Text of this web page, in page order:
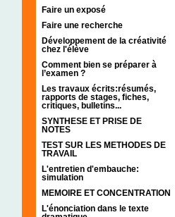
Faire un exposé
Faire une recherche
Développement de la créativité
chez l'élève
Comment bien se préparer à
l’examen ?
Les travaux écrits:résumés,
rapports de stages, fiches,
critiques, bulletins...
SYNTHESE ET PRISE DE
NOTES
TEST SUR LES METHODES DE
TRAVAIL
L'entretien d'embauche:
simulation
MEMOIRE ET CONCENTRATION
L'énonciation dans le texte